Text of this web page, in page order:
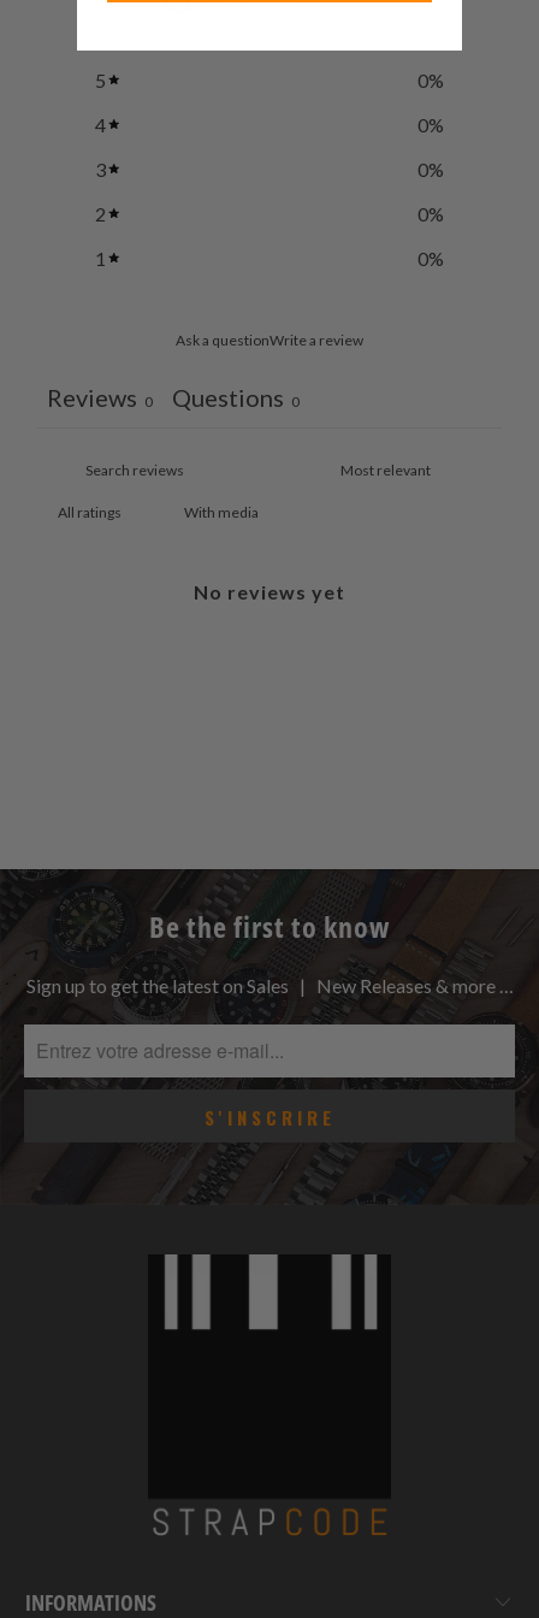
5 0%
4
0%
3
0%
2
0%
1
0%
Ask a questionWrite a review
Reviews 0 Questions 0
With media
No reviews yet
Be the first to know
Sign up to get the latest on Sales | New Releases & more …
INFORMATIONS